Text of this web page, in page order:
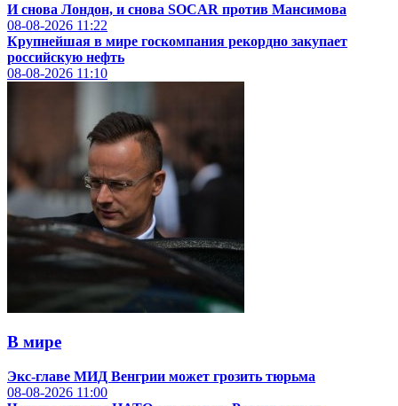
И снова Лондон, и снова SOCAR против Мансимова
08-08-2026 11:22
Крупнейшая в мире госкомпания рекордно закупает
российскую нефть
08-08-2026 11:10
В мире
Экс-главе МИД Венгрии может грозить тюрьма
08-08-2026 11:00